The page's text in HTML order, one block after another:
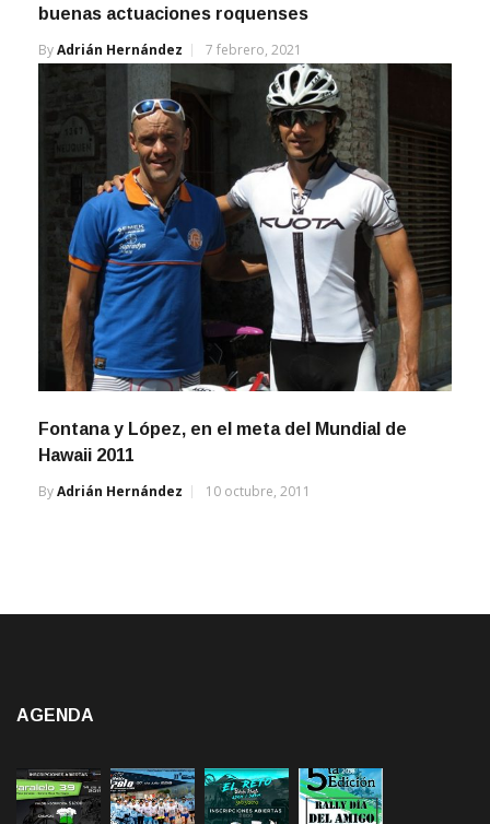
buenas actuaciones roquenses
ByAdrián Hernández 7 febrero, 2021
Fontana y López, en el meta del Mundial de
Hawaii 2011
ByAdrián Hernández 10 octubre, 2011
AGENDA